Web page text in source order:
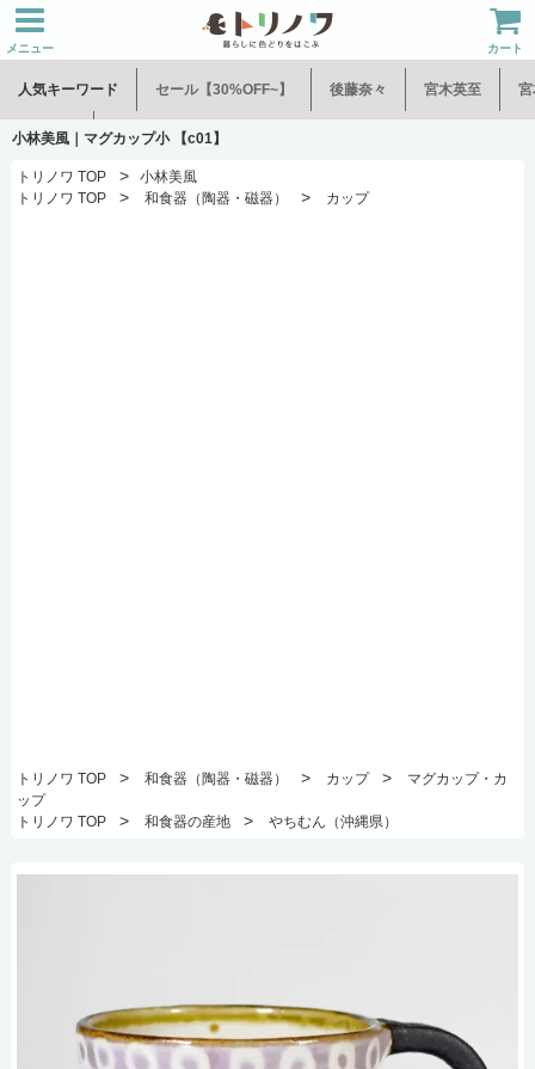
メニュー カート
人気キーワード セール【30%OFF~】 後藤奈々 宮木英至 宮
水谷和音 児玉修治
小林美風｜マグカップ小 【c01】
トリノワ TOP >
小林美風
トリノワ TOP
> 和食器（陶器・磁器） > カップ
トリノワ TOP > 和食器（陶器・磁器） > カップ >
マグカップ・カ
ップ
トリノワ TOP
> 和食器の産地 > やちむん（沖縄県）